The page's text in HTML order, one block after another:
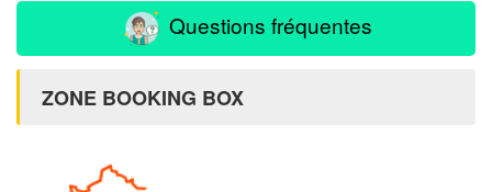
Questions fréquentes
ZONE BOOKING BOX